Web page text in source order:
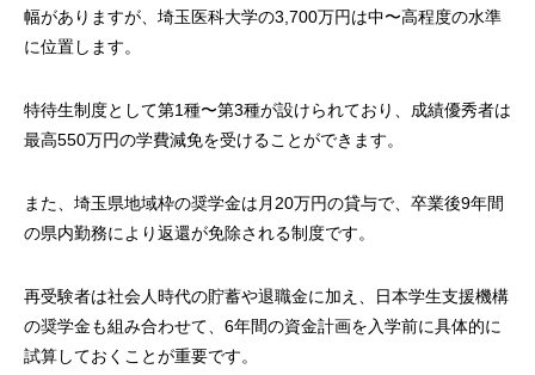
幅がありますが、埼玉医科大学の3,700万円は中〜高程度の水準
に位置します。
特待生制度として第1種〜第3種が設けられており、成績優秀者は
最高550万円の学費減免を受けることができます。
また、埼玉県地域枠の奨学金は月20万円の貸与で、卒業後9年間
の県内勤務により返還が免除される制度です。
再受験者は社会人時代の貯蓄や退職金に加え、日本学生支援機構
の奨学金も組み合わせて、6年間の資金計画を入学前に具体的に
試算しておくことが重要です。